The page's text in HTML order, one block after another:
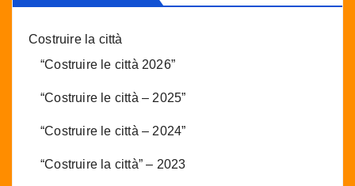
Costruire la città
“Costruire le città 2026”
“Costruire le città – 2025”
“Costruire le città – 2024”
“Costruire la città” – 2023